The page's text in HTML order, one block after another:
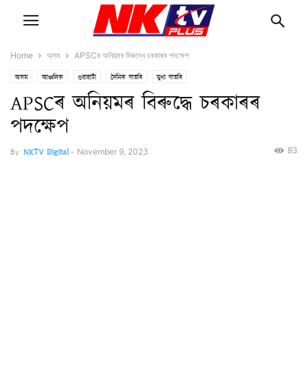
Home অসম APSCৰ অনিয়মৰ বিৰুদ্ধে চৰকাৰৰ পদক্ষেপ
অসম আঞ্চলিক গুৱাহাটী দৈনিক বাতৰি মুখ্য বাতৰি
APSCৰ অনিয়মৰ বিৰুদ্ধে চৰকাৰৰ
পদক্ষেপ
By NKTV Digital- November 9, 2023 83